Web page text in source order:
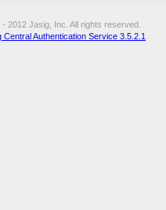
2012 Jasig, Inc. All rights reserved.
Central Authentication Service 3.5.2.1